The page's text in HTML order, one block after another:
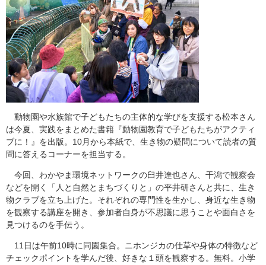
動物園や水族館で子どもたちの主体的な学びを支援する松本さん
は今夏、実践をまとめた書籍『動物園教育で子どもたちがアクティ
ブに！』を出版。10月から本紙で、生き物の疑問について読者の質
問に答えるコーナーを担当する。
今回、わかやま環境ネットワークの臼井達也さん、干潟で観察会
などを開く「人と自然とまちづくりと」の平井研さんと共に、生き
物クラブを立ち上げた。それぞれの専門性を生かし、身近な生き物
を観察する講座を開き、参加者自身が不思議に思うことや面白さを
見つけるのを手伝う。
11日は午前10時に同園集合。ニホンジカの仕草や身体の特徴など
チェックポイントを学んだ後、好きな１頭を観察する。無料。小学